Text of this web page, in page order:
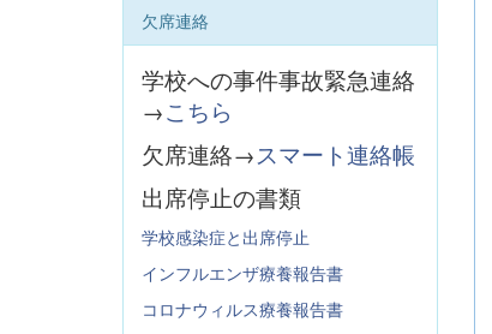
欠席連絡
学校への事件事故緊急連絡
→こちら
欠席連絡→スマート連絡帳
出席停止の書類
学校感染症と出席停止
インフルエンザ療養報告書
コロナウィルス療養報告書